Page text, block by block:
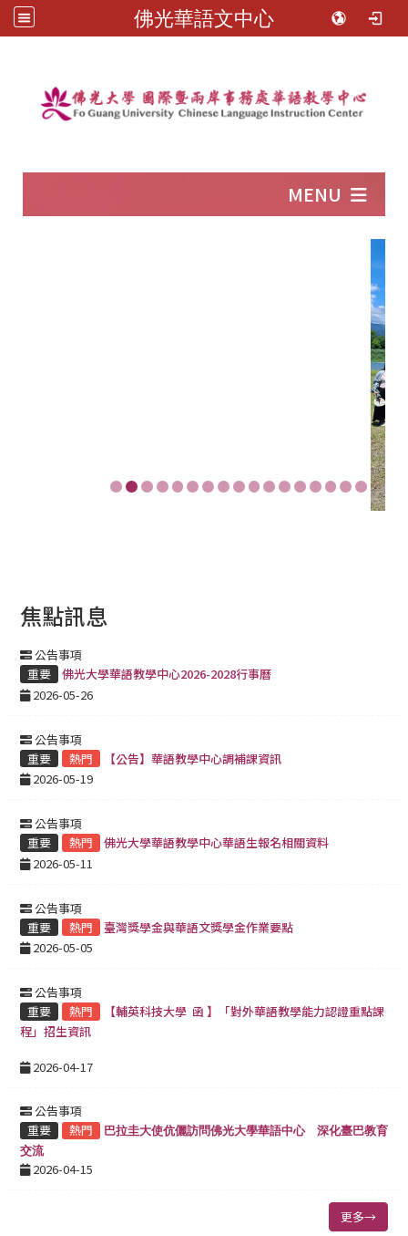
佛光華語文中心
MENU
焦點訊息
公告事項
重要
佛光大學華語教學中心2026-2028行事曆
2026-05-26
公告事項
重要
熱門
【公告】華語教學中心調補課資訊
2026-05-19
公告事項
重要
熱門
佛光大學華語教學中心華語生報名相關資料
2026-05-11
公告事項
重要
熱門
臺灣獎學金與華語文獎學金作業要點
2026-05-05
公告事項
重要
熱門
【輔英科技大學 函 】「對外華語教學能力認證重點課
程」招生資訊
2026-04-17
公告事項
重要
熱門
巴拉圭大使伉儷訪問佛光大學華語中心 深化臺巴教育
交流
2026-04-15
更多→